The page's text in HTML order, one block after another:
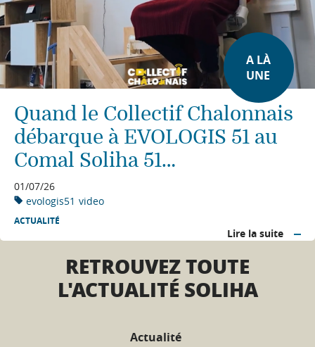
A LÀ
UNE
Quand le Collectif Chalonnais
débarque à EVOLOGIS 51 au
Comal Soliha 51…
01/07/26
evologis51 video
ACTUALITÉ
Lire la suite
RETROUVEZ TOUTE
L'ACTUALITÉ SOLIHA
Actualité